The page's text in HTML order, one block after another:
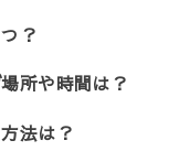
？
所や時間は？
法は？